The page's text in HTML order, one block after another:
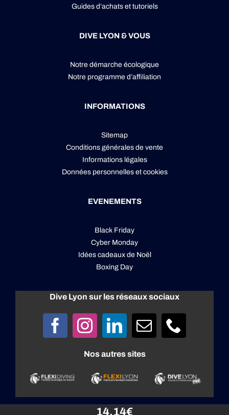
14,14€
Guides d’achats et tutoriels
DIVE LYON & VOUS
Notre démarche écologique
Notre programme d’affiliation
INFORMATIONS
Sitemap
Conditions générales de vente
Informations légales
Données personnelleset cookies
EVENEMENTS
Black Friday
Cyber Monday
Idées cadeaux de Noël
Boxing Day
Dive Lyon sur les réseaux sociaux
Nos autres sites